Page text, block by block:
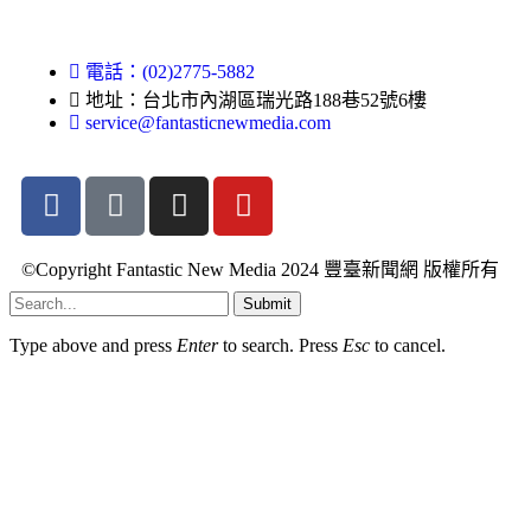
電話：(02)2775-5882
地址：台北市內湖區瑞光路188巷52號6樓
service@fantasticnewmedia.com
©Copyright Fantastic New Media 2024 豐臺新聞網 版權所有
Submit
Type above and press Enterto search. Press Esc to cancel.